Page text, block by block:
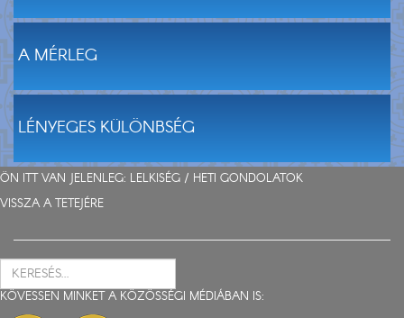
A MÉRLEG
LÉNYEGES KÜLÖNBSÉG
ÖN ITT VAN JELENLEG: LELKISÉG / HETI GONDOLATOK
VISSZA A TETEJÉRE
KÖVESSEN MINKET A KÖZÖSSÉGI MÉDIÁBAN IS: